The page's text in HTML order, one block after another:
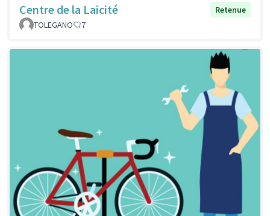
Centre de la Laicité
Retenue
TOLEGANO
7